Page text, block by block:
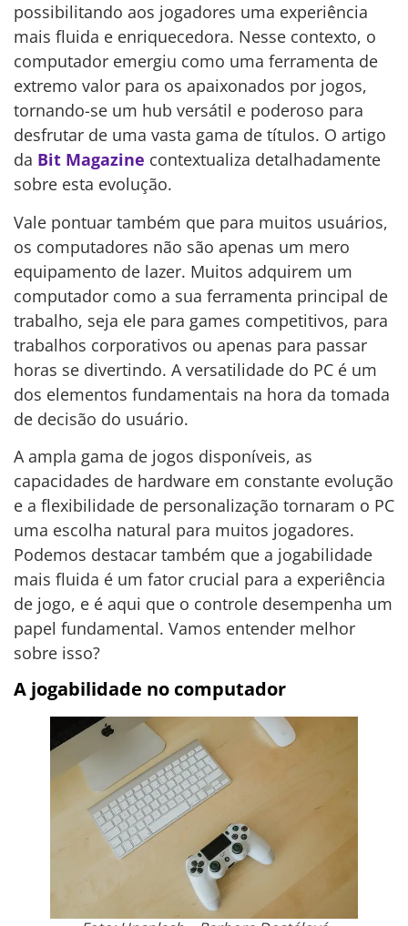
possibilitando aos jogadores uma experiência
mais fluida e enriquecedora. Nesse contexto, o
computador emergiu como uma ferramenta de
extremo valor para os apaixonados por jogos,
tornando-se um hub versátil e poderoso para
desfrutar de uma vasta gama de títulos. O artigo
da Bit Magazine contextualiza detalhadamente
sobre esta evolução.
Vale pontuar também que para muitos usuários,
os computadores não são apenas um mero
equipamento de lazer. Muitos adquirem um
computador como a sua ferramenta principal de
trabalho, seja ele para games competitivos, para
trabalhos corporativos ou apenas para passar
horas se divertindo. A versatilidade do PC é um
dos elementos fundamentais na hora da tomada
de decisão do usuário.
A ampla gama de jogos disponíveis, as
capacidades de hardware em constante evolução
e a flexibilidade de personalização tornaram o PC
uma escolha natural para muitos jogadores.
Podemos destacar também que a jogabilidade
mais fluida é um fator crucial para a experiência
de jogo, e é aqui que o controle desempenha um
papel fundamental. Vamos entender melhor
sobre isso?
A jogabilidade no computador